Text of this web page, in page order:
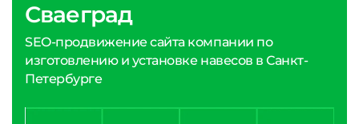
Сваеград
SEO-продвижение сайта компании по
изготовлению и установке навесов в Санкт-
Петербурге